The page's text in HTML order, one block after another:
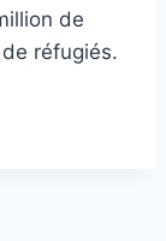
de
réfugiés.